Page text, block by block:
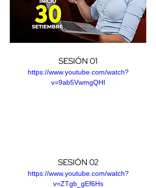
SESIÓN 01
https://www.youtube.com/watch?
v=9ab5VwmgQHI
SESIÓN 02
https://www.youtube.com/watch?
v=ZTgb_gEf6Hs